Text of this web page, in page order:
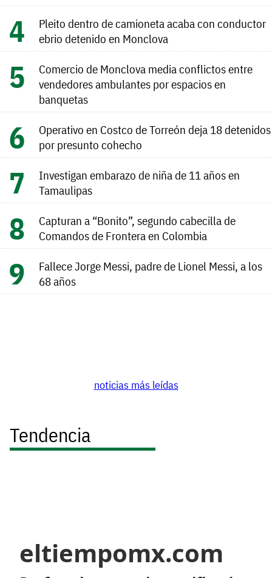
Pleito dentro de camioneta acaba con conductor
ebrio detenido en Monclova
Comercio de Monclova media conflictos entre
vendedores ambulantes por espacios en
banquetas
Operativo en Costco de Torreón deja 18 detenidos
por presunto cohecho
Investigan embarazo de niña de 11 años en
Tamaulipas
Capturan a “Bonito”, segundo cabecilla de
Comandos de Frontera en Colombia
Fallece Jorge Messi, padre de Lionel Messi, a los
68 años
noticias más leídas
Tendencia